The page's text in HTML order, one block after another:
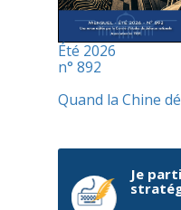
Été 2026
n° 892
Quand la Chine
Je